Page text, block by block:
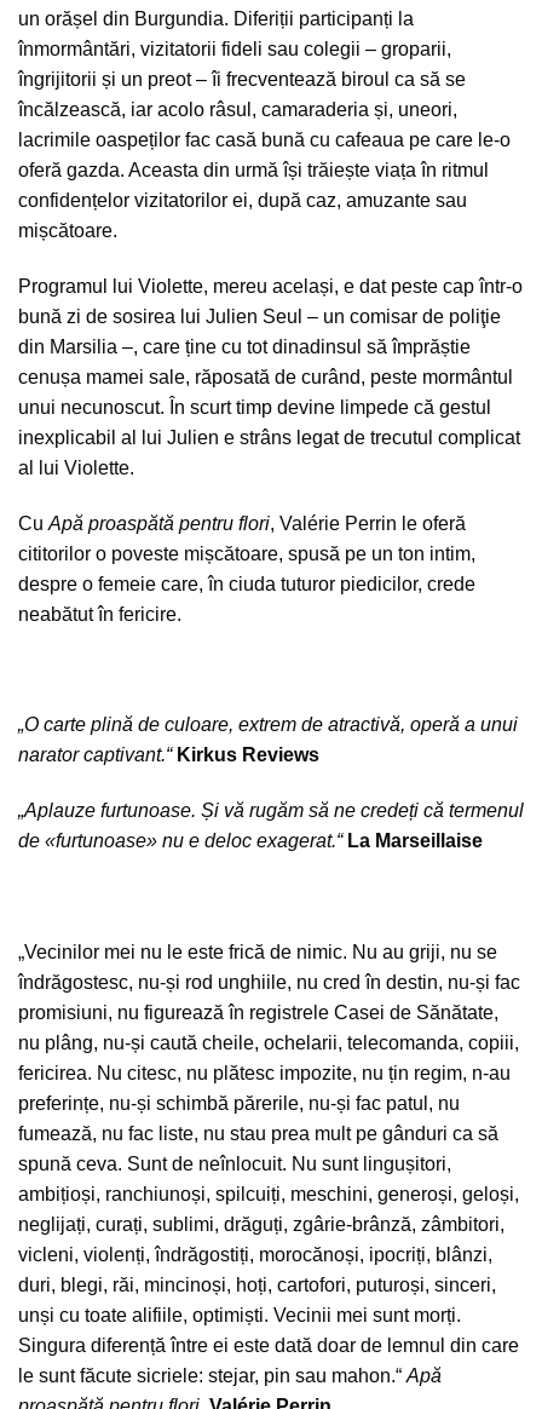
un orășel din Burgundia. Diferiții participanți la
înmormântări, vizitatorii fideli sau colegii – groparii,
îngrijitorii și un preot – îi frecventează biroul ca să se
încălzească, iar acolo râsul, camaraderia și, uneori,
lacrimile oaspeților fac casă bună cu cafeaua pe care le-o
oferă gazda. Aceasta din urmă își trăiește viața în ritmul
confidențelor vizitatorilor ei, după caz, amuzante sau
mișcătoare.
Programul lui Violette, mereu același, e dat peste cap într-o
bună zi de sosirea lui Julien Seul – un comisar de poliţie
din Marsilia –, care ține cu tot dinadinsul să împrăștie
cenușa mamei sale, răposată de curând, peste mormântul
unui necunoscut. În scurt timp devine limpede că gestul
inexplicabil al lui Julien e strâns legat de trecutul complicat
al lui Violette.
Cu Apă proaspătă pentru flori, Valérie Perrin le oferă
cititorilor o poveste mișcătoare, spusă pe un ton intim,
despre o femeie care, în ciuda tuturor piedicilor, crede
neabătut în fericire.
„O carte plină de culoare, extrem de atractivă, operă a unui
narator captivant.“ Kirkus Reviews
„Aplauze furtunoase. Și vă rugăm să ne credeți că termenul
de «furtunoase» nu e deloc exagerat.“ La Marseillaise
„Vecinilor mei nu le este frică de nimic. Nu au griji, nu se
îndrăgostesc, nu-și rod unghiile, nu cred în destin, nu-și fac
promisiuni, nu figurează în registrele Casei de Sănătate,
nu plâng, nu-și caută cheile, ochelarii, telecomanda, copiii,
fericirea. Nu citesc, nu plătesc impozite, nu țin regim, n-au
preferințe, nu-și schimbă părerile, nu-și fac patul, nu
fumează, nu fac liste, nu stau prea mult pe gânduri ca să
spună ceva. Sunt de neînlocuit. Nu sunt lingușitori,
ambițioși, ranchiunoși, spilcuiți, meschini, generoși, geloși,
neglijați, curați, sublimi, drăguți, zgârie-brânză, zâmbitori,
vicleni, violenți, îndrăgostiți, morocănoși, ipocriți, blânzi,
duri, blegi, răi, mincinoși, hoți, cartofori, puturoși, sinceri,
unși cu toate alifiile, optimiști. Vecinii mei sunt morți.
Singura diferență între ei este dată doar de lemnul din care
le sunt făcute sicriele: stejar, pin sau mahon.“ Apă